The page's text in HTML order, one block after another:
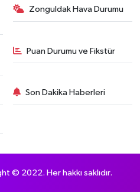
Zonguldak Hava Durumu
Puan Durumu ve Fikstür
Son Dakika Haberleri
© 2022. Her hakkı saklıdır.